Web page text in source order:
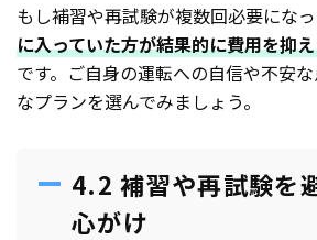
もし補習や再試験が複数回必要になっ
に入っていた方が結果的に費用を抑
です。ご自身の運転への自信や不安
なプランを選んでみましょう。
4.2 補習や再試験を
心がけ